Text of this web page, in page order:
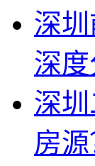
深
深
深
房源